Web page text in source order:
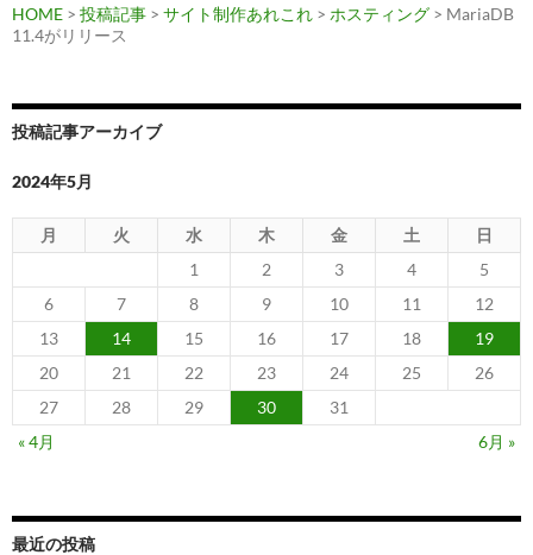
HOME > 投稿記事 > サイト制作あれこれ > ホスティング > MariaDB
11.4がリリース
投稿記事アーカイブ
2024年5月
月 火 水 木 金 土
日
1
2 3 4
5
6
7 8 9 10 11
12
13
14 15 16 17 18
19
20
21 22 23 24 25
26
27
28 29 30
31
« 4月
6月 »
最近の投稿